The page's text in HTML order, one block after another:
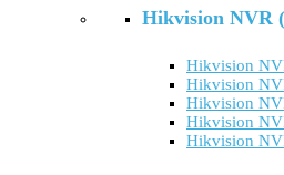
Hikvision NVR
Hikvision
Hikvision
Hikvision
Hikvision
Hikvision